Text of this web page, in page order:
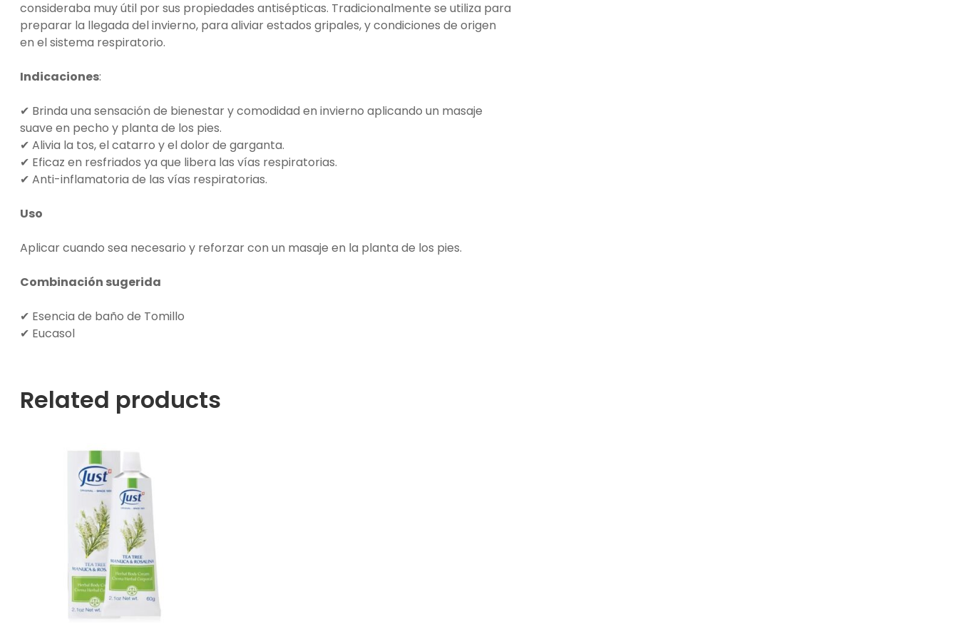
consideraba muy útil por sus propiedades antisépticas. Tradicionalmente se utiliza para
preparar la llegada del invierno, para aliviar estados gripales, y condiciones de origen
en el sistema respiratorio.
Indicaciones:
✔ Brinda una sensación de bienestar y comodidad en invierno aplicando un masaje
suave en pecho y planta de los pies.
✔ Alivia la tos, el catarro y el dolor de garganta.
✔ Eficaz en resfriados ya que libera las vías respiratorias.
✔ Anti-inflamatoria de las vías respiratorias.
Uso
Aplicar cuando sea necesario y reforzar con un masaje en la planta de los pies.
Combinación sugerida
✔ Esencia de baño de Tomillo
✔ Eucasol
Related products